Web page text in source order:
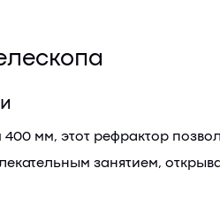
мм, этот рефрактор
занятием,